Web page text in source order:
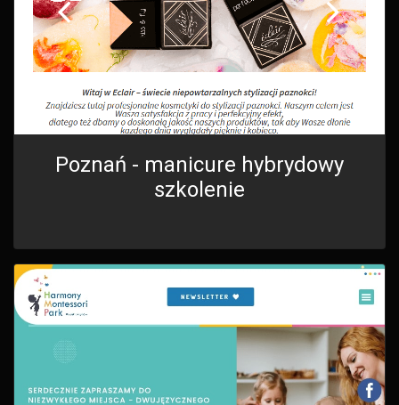
Poznań - manicure hybrydowy
szkolenie